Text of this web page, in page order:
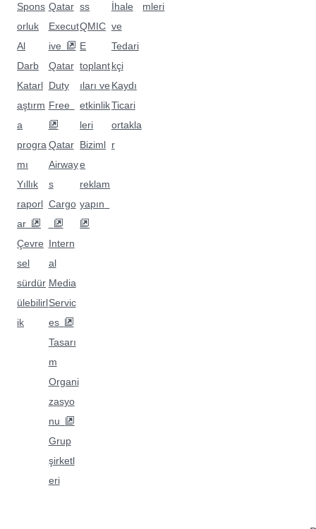
Spons
orluk
Al
Darb
Katarl
aştırm
a
progra
mı
Yıllık
raporl
ar
Çevre
sel
sürdür
ülebilirl
ik
Qatar
Execut
ive
Qatar
Duty
Free
Qatar
Airway
s
Cargo
Intern
al
Media
Servic
es
Tasarı
m
Organi
zasyo
nu
Grup
şirketl
eri
ss
QMIC
E
toplant
ıları ve
etkinlik
leri
Biziml
e
reklam
yapın
İhale
ve
Tedari
kçi
Kaydı
Ticari
ortakla
r
mleri